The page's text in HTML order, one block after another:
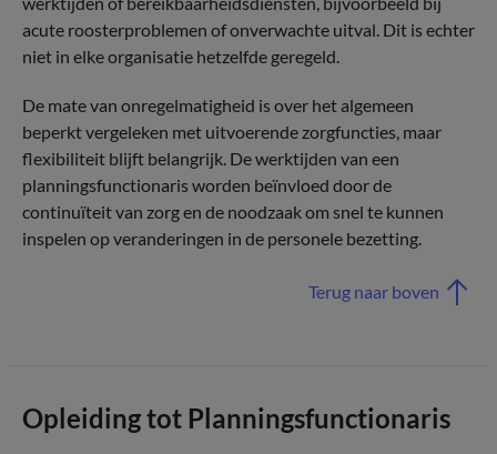
acute roosterproblemen of onverwachte uitval. Dit is echter
niet in elke organisatie hetzelfde geregeld.
De mate van onregelmatigheid is over het algemeen
beperkt vergeleken met uitvoerende zorgfuncties, maar
flexibiliteit blijft belangrijk. De werktijden van een
planningsfunctionaris worden beïnvloed door de
continuïteit van zorg en de noodzaak om snel te kunnen
inspelen op veranderingen in de personele bezetting.
Terug naar boven
Opleiding tot Planningsfunctionaris